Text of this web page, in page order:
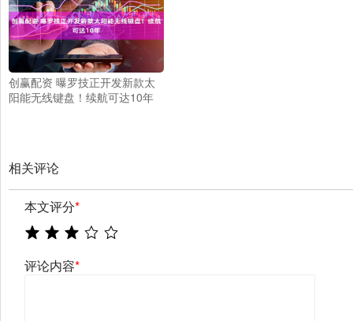
创赢配资 曝罗技正开发新款太
阳能无线键盘！续航可达10年
相关评论
本文评分*
评论内容*